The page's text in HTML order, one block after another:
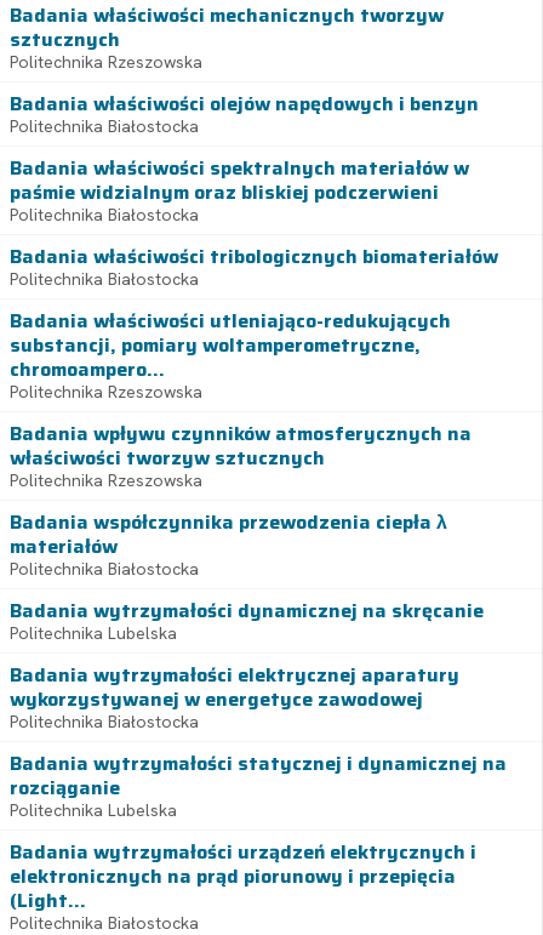
Badania właściwości mechanicznych tworzyw
sztucznych
Politechnika Rzeszowska
Badania właściwości olejów napędowych i benzyn
Politechnika Białostocka
Badania właściwości spektralnych materiałów w
paśmie widzialnym oraz bliskiej podczerwieni
Politechnika Białostocka
Badania właściwości tribologicznych biomateriałów
Politechnika Białostocka
Badania właściwości utleniająco-redukujących
substancji, pomiary woltamperometryczne,
chromoampero...
Politechnika Rzeszowska
Badania wpływu czynników atmosferycznych na
właściwości tworzyw sztucznych
Politechnika Rzeszowska
Badania współczynnika przewodzenia ciepła λ
materiałów
Politechnika Białostocka
Badania wytrzymałości dynamicznej na skręcanie
Politechnika Lubelska
Badania wytrzymałości elektrycznej aparatury
wykorzystywanej w energetyce zawodowej
Politechnika Białostocka
Badania wytrzymałości statycznej i dynamicznej na
rozciąganie
Politechnika Lubelska
Badania wytrzymałości urządzeń elektrycznych i
elektronicznych na prąd piorunowy i przepięcia
(Light...
Politechnika Białostocka